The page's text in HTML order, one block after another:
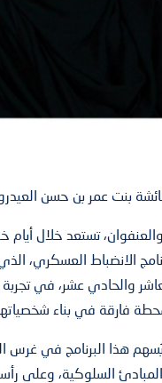
بنت عمر بن حسن
تستعد خلال أيام
الانضباط العسكري،
والحادي عشر، في تجربة
محطة فارقة في بناء
هذا البرنامج في غرس
السلوكية، وعلى